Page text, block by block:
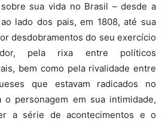
sua vida no Brasil – desde a
lado dos pais, em 1808, até sua
desdobramentos do seu exercício
pela rixa entre políticos
bem como pela rivalidade entre
que estavam radicados no
personagem em sua intimidade,
a série de acontecimentos e o